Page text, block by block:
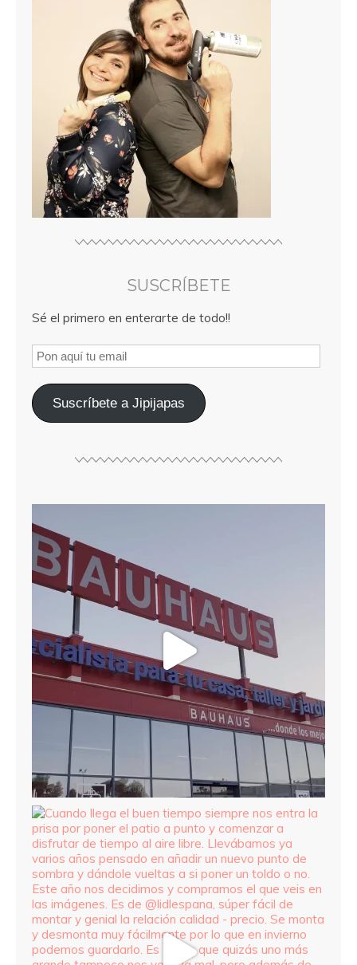
SUSCRÍBETE
Sé el primero en enterarte de todo!!
Suscríbete a Jipijapas